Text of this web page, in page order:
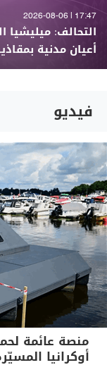
17:47 | 2026-08-06
التحالف: ميليشيا
أعيان مدنية
فيديو
منصة عائمة
أوكرانيا